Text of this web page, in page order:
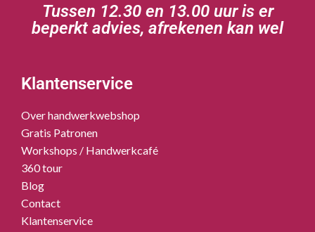
Tussen 12.30 en 13.00 uur is er
beperkt advies, afrekenen kan wel
Klantenservice
Over handwerkwebshop
Gratis Patronen
Workshops / Handwerkcafé
360 tour
Blog
Contact
Klantenservice